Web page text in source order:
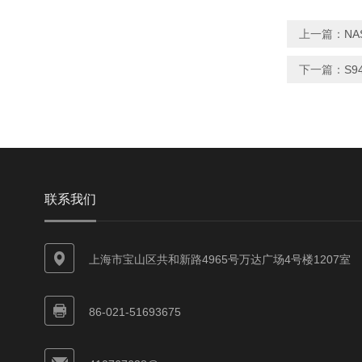
上一篇：
下一篇：
联系我们
上海市宝山区共和新路4965号万达广场4号楼1207室
86-021-51693675